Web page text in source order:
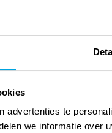
advertenties te
we informatie over